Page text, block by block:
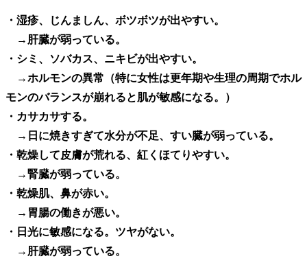
・湿疹、じんましん、ボツボツが出やすい。
→肝臓が弱っている。
・シミ、ソバカス、ニキビが出やすい。
→ホルモンの異常（特に女性は更年期や生理の周期でホル
モンのバランスが崩れると肌が敏感になる。）
・カサカサする。
→日に焼きすぎて水分が不足、すい臓が弱っている。
・乾燥して皮膚が荒れる、紅くほてりやすい。
→腎臓が弱っている。
・乾燥肌、鼻が赤い。
→胃腸の働きが悪い。
・日光に敏感になる。ツヤがない。
→肝臓が弱っている。